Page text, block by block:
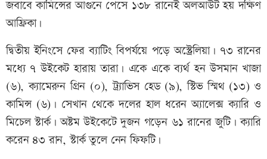
জবাবে কামিন্সের আগুনে পেসে ১৩৮ রানেই অলআউট হয় দক্ষিণ
আফ্রিকা।
দ্বিতীয় ইনিংসে ফের ব্যাটিং বিপর্যয়ে পড়ে অস্ট্রেলিয়া। ৭৩ রানের
মধ্যে ৭ উইকেট হারায় তারা। একে একে ব্যর্থ হন উসমান খাজা
(৬), ক্যামেরুন গ্রিন (০), ট্র্যাভিস হেড (৯), স্টিভ স্মিথ (১৩) ও
কামিন্স (৬)। সেখান থেকে দলের হাল ধরেন অ্যালেক্স ক্যারি ও
মিচেল স্টার্ক। অষ্টম উইকেটে দুজন গড়েন ৬১ রানের জুটি। ক্যারি
করেন ৪৩ রান, স্টার্ক তুলে নেন ফিফটি।